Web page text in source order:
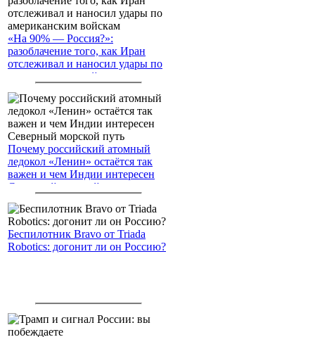
«На 90% — Россия?»:
разоблачение того, как Иран
отслеживал и наносил удары по
американским войскам
Почему российский атомный
ледокол «Ленин» остаётся так
важен и чем Индии интересен
Северный морской путь
Беспилотник Bravo от Triada
Robotics: догонит ли он Россию?